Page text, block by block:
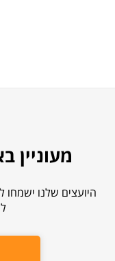
מעוניין
היועצים שלנו